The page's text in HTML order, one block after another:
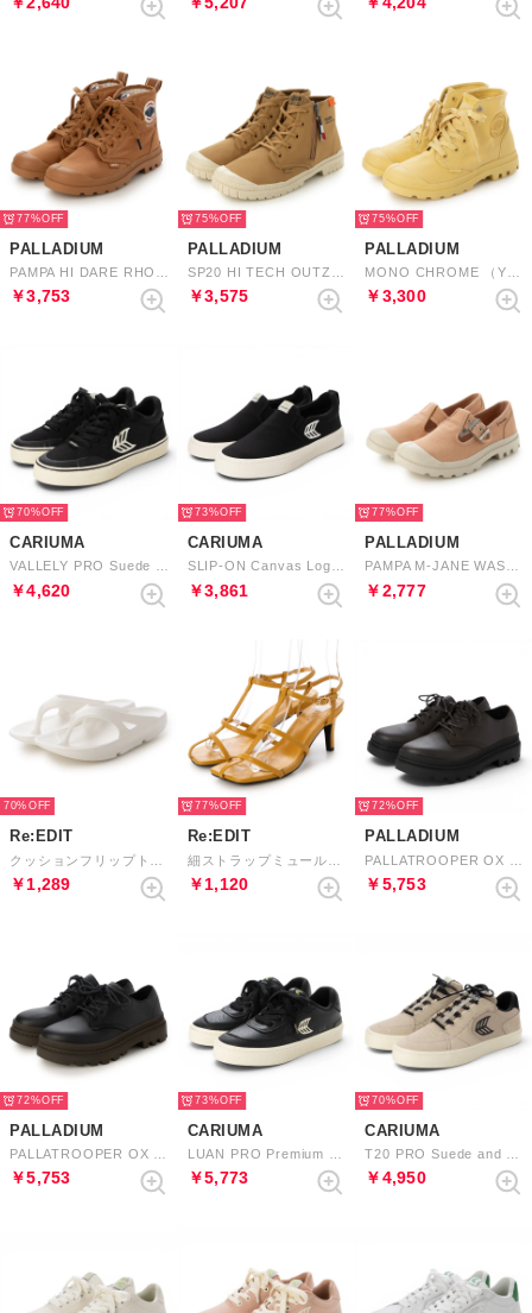
77%
PALLADIUM
￥3,753
75%
PALLADIUM
￥3,575
75%
PALLADIUM
￥3,300
70%
CARIUMA
VALLELY PRO Suede and Cordura Logo Sneaker （Black Ivory）
￥4,620
73%
CARIUMA
SLIP-ON Canvas Logo （Black Off-White）
￥3,861
77%
PALLADIUM
PAMPA M-JANE WASHED （ROSE STONE）
￥2,777
70%
Re:EDIT
￥1,289
77%
Re:EDIT
￥1,120
72%
PALLADIUM
￥5,753
72%
PALLADIUM
￥5,753
73%
CARIUMA
￥5,773
70%
CARIUMA
￥4,950